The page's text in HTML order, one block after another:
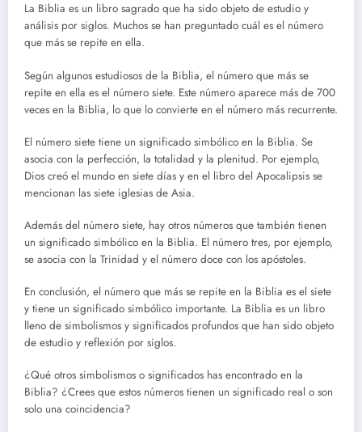
La Biblia es un libro sagrado que ha sido objeto de estudio y
análisis por siglos. Muchos se han preguntado cuál es el número
que más se repite en ella.
Según algunos estudiosos de la Biblia, el número que más se
repite en ella es el número siete. Este número aparece más de 700
veces en la Biblia, lo que lo convierte en el número más recurrente.
El número siete tiene un significado simbólico en la Biblia. Se
asocia con la perfección, la totalidad y la plenitud. Por ejemplo,
Dios creó el mundo en siete días y en el libro del Apocalipsis se
mencionan las siete iglesias de Asia.
Además del número siete, hay otros números que también tienen
un significado simbólico en la Biblia. El número tres, por ejemplo,
se asocia con la Trinidad y el número doce con los apóstoles.
En conclusión, el número que más se repite en la Biblia es el siete
y tiene un significado simbólico importante. La Biblia es un libro
lleno de simbolismos y significados profundos que han sido objeto
de estudio y reflexión por siglos.
¿Qué otros simbolismos o significados has encontrado en la
Biblia? ¿Crees que estos números tienen un significado real o son
solo una coincidencia?